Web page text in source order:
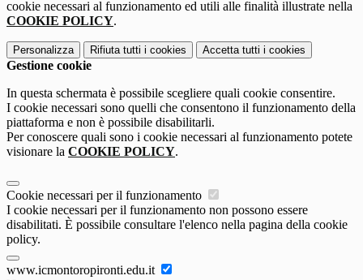
cookie necessari al funzionamento ed utili alle finalità illustrate nella
COOKIE POLICY.
Personalizza Rifiuta tutti i cookies Accetta tutti i cookies
Gestione cookie
In questa schermata è possibile scegliere quali cookie consentire.
I cookie necessari sono quelli che consentono il funzionamento della
piattaforma e non è possibile disabilitarli.
Per conoscere quali sono i cookie necessari al funzionamento potete
visionare la COOKIE POLICY.
Cookie necessari per il funzionamento
I cookie necessari per il funzionamento non possono essere
disabilitati. È possibile consultare l'elenco nella pagina della cookie
policy.
www.icmontoropironti.edu.it